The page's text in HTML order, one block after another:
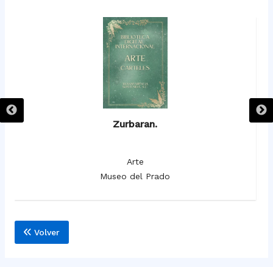
Zurbaran.
Arte
Museo del Prado
Volver